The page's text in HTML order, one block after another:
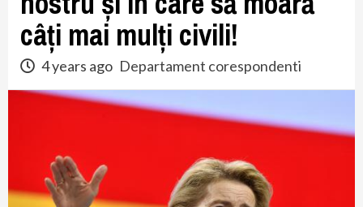
câți mai mulți civili!
4 years ago Departament corespondenti